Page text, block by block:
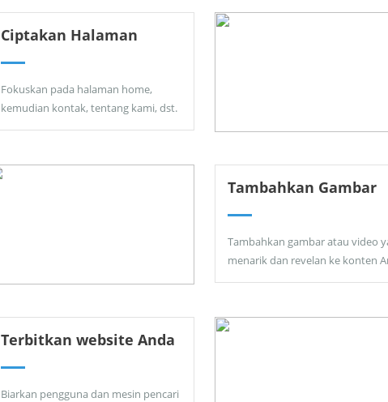
Ciptakan Halaman
Fokuskan pada halaman home,
kemudian kontak, tentang kami, dst.
Tambahkan Gambar
Tambahkan gambar atau video
menarik dan revelan ke konten
Terbitkan website Anda
Biarkan pengguna dan mesin pencari